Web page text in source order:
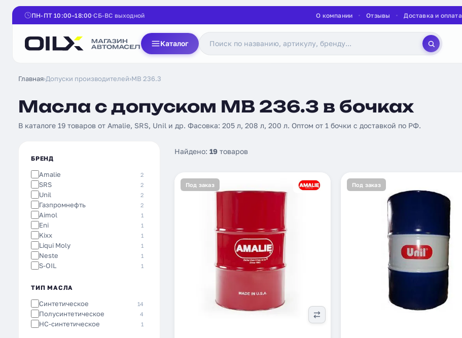
ПН-ПТ 10:00–18:00 СБ-ВС выходной О компании Отзывы Доставка и оплата
Каталог
Главная›Допуски производителей›MB 236.3
Масла с допуском MB 236.3 в бочках
В каталоге 19 товаров от Amalie, SRS, Unil и др. Фасовка: 205 л, 208 л, 200 л. Оптом от 1 бочки с доставкой по РФ.
БРЕНД
Amalie 2
SRS 2
Unil 2
Газпромнефть 2
Aimol 1
Eni 1
Kixx 1
Liqui Moly 1
Neste 1
S-OIL 1
Valvoline
Yacco 1
Zic 1
ТИП МАСЛА
Синтетическое 14
Полусинтетическое 4
HC-синтетическое 1
Найдено: 19 товаров
Под заказ Под заказ